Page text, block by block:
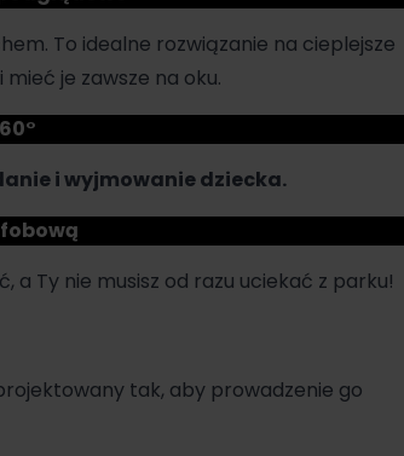
To idealne rozwiązanie na cieplejsze
je zawsze na oku.
i wyjmowanie dziecka.
a Ty nie musisz od razu uciekać z parku!
tak, aby prowadzenie go